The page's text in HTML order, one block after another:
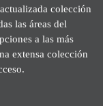
colección
las áreas del
a las más
extensa colección